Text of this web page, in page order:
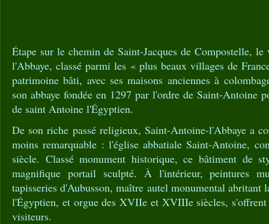
Étape sur le chemin de Saint-Jacques de Compostelle,
l'Abbaye, classé parmi les « plus beaux villages de
patrimoine bâti, avec ses maisons anciennes à
son abbaye fondée en 1297 par l'ordre de Saint-Antoine
de saint Antoine l'Égyptien.
De son riche passé religieux, Saint-Antoine-l'Abbaye a
moins remarquable : l'église abbatiale Saint-Antoine,
siècle. Classé monument historique, ce bâtiment de
magnifique portail sculpté. À l'intérieur, peintures
tapisseries d'Aubusson, maître autel monumental abritant
l'Égyptien, et orgue des XVIIe et XVIIIe siècles, s'offrent
visiteurs.